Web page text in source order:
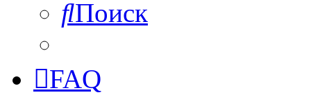
Поиск
FAQ